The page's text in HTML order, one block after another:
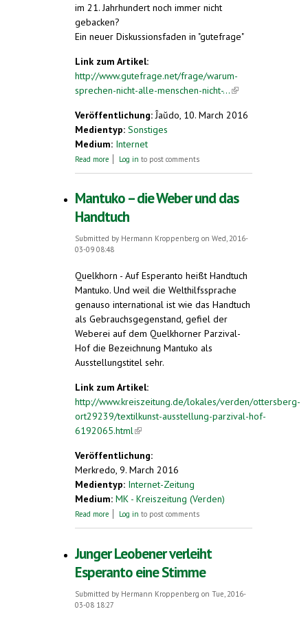
im 21. Jahrhundert noch immer nicht
gebacken?
Ein neuer Diskussionsfaden in "gutefrage"
Link zum Artikel:
http://www.gutefrage.net/frage/warum-
sprechen-nicht-alle-menschen-nicht-...(link is
Veröffentlichung:Ĵaŭdo, 10. March 2016
Medientyp: Sonstiges
Medium: Internet
Read more about Warum sprechen nicht alle Menschen
Log in to post comments
Mantuko – die Weber und das
Handtuch
Submitted by Hermann Kroppenberg on Wed, 2016-
03-09 08:48
Quelkhorn - Auf Esperanto heißt Handtuch
Mantuko. Und weil die Welthilfssprache
genauso international ist wie das Handtuch
als Gebrauchsgegenstand, gefiel der
Weberei auf dem Quelkhorner Parzival-
Hof die Bezeichnung Mantuko als
Ausstellungstitel sehr.
Link zum Artikel:
http://www.kreiszeitung.de/lokales/verden/ottersberg-
ort29239/textilkunst-ausstellung-parzival-hof-
6192065.html(link is external)
Veröffentlichung:
Merkredo, 9. March 2016
Medientyp: Internet-Zeitung
Medium: MK - Kreiszeitung (Verden)
Read more about Mantuko – die Weber und das
Log in to post comments
Junger Leobener verleiht
Esperanto eine Stimme
Submitted by Hermann Kroppenberg on Tue, 2016-
03-08 18:27